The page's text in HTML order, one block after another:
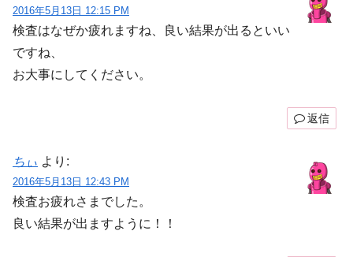
2016年5月13日 12:15 PM
検査はなぜか疲れますね、良い結果が出るといい
ですね、
お大事にしてください。
返信
ちぃ より:
2016年5月13日 12:43 PM
検査お疲れさまでした。
良い結果が出ますように！！